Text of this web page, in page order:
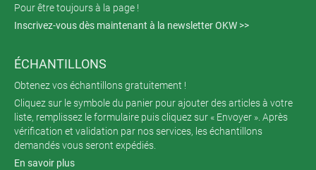
Pour être toujours à la page !
Inscrivez-vous dès maintenant à la newsletter OKW >>
ÉCHANTILLONS
Obtenez vos échantillons gratuitement !
Cliquez sur le symbole du panier pour ajouter des articles à votre
liste, remplissez le formulaire puis cliquez sur « Envoyer ». Après
vérification et validation par nos services, les échantillons
demandés vous seront expédiés.
En savoir plus